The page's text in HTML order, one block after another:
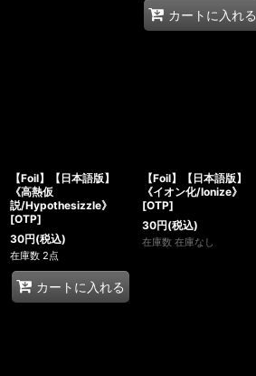
カートに入れる
【Foil】【日本語版】
《高熱仮
説/Hypothesizzle》
[OTP]
30円(税込)
在庫数 2点
カートに入れる
【Foil】【日本語版】
《イオン化/Ionize》
[OTP]
30円(税込)
在庫数 在庫なし